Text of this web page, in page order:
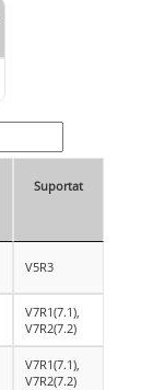
Suportat
V5R3
V7R1(7.1),
V7R2(7.2)
V7R1(7.1),
V7R2(7.2)